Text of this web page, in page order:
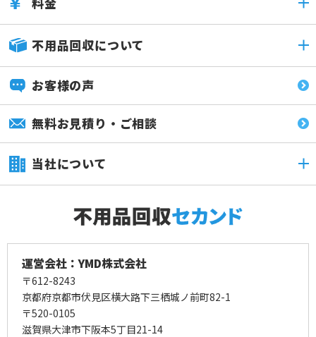
不用品回収について
お客様の声
無料お見積り・ご相談
当社について
運営会社：YMD株式会社
〒612-8243
京都府京都市伏見区横大路下三栖城ノ前町82-1
〒520-0105
滋賀県大津市下阪本5丁目21-14